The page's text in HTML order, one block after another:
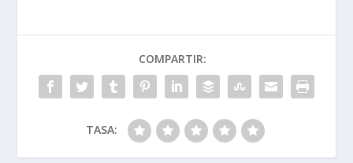
COMPARTIR:
TASA: